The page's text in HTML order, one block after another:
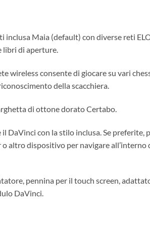
Maia (default) con diverse reti
libri di aperture.
consente di giocare su vari
della scacchiera.
di ottone dorato Certabo.
DaVinci con la stilo inclusa. Se
altro dispositivo per navigare all’interno
pennina per il touch screen,
DaVinci.